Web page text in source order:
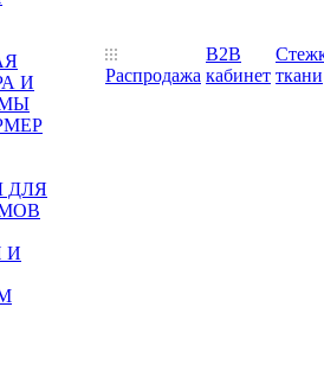
И
ДЛЯ
И
Распродажа
B2B
кабинет ткани